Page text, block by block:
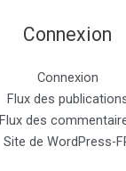
Connexion
Connexion
Flux des
Flux des
Site de WordPress-